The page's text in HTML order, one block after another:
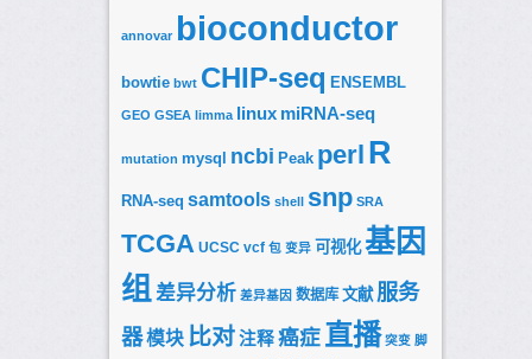
annovar bioconductor
bowtie bwt CHIP-seq ENSEMBL
GEO GSEA limma linux miRNA-seq
mutation mysql ncbi Peak perl R
RNA-seq samtools shell snp SRA
TCGA UCSC vcf 包 变异 可视化 基因
组 差异分析 差异基因 数据库 文献 服务
器模块 比对注释癌症 直播 突变 脚